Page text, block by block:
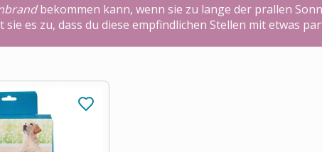
bekommen kann, wenn sie zu lange der prallen
es zu, dass du diese empfindlichen Stellen mit etwas